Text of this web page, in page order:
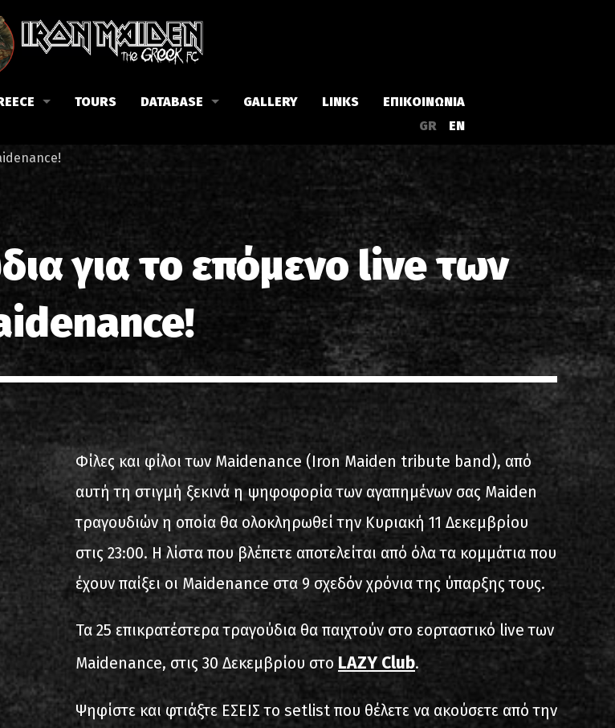
στην Ελλάδα
στην Ελλάδα1988-09-13 Νέα Φιλαδέλφεια
1998-09-04 Λυκαβηττός
1999-10-01 Περιστέρι
2000-11-10 Άγιος Κοσμάς
2005-06-21 Μαλακάσα
2008-08-02 Μαλακάσα
2011-06-17 Μαλακάσα
2018-07-20 Μαλακάσα
2022-07-16 Ολυμπιακό Στάδιο
TOURS DATABASE
Βιογραφία
Singles
Συλλογές
Live
EPs
Λίστα ηχογραφήσεων
Κριτικές
Συνεντεύξεις
Αρθρογραφία
GALLERY LINKS
ΕΠΙΚΟΙΝΩΝΙΑ
GR
EN
για το επόμενο live των
Φίλες και φίλοι των Maidenance (Iron Maiden tribute band), από
αυτή τη στιγμή ξεκινά η ψηφοφορία των αγαπημένων σας Maiden
τραγουδιών η οποία θα ολοκληρωθεί την Κυριακή 11 Δεκεμβρίου
στις 23:00. Η λίστα που βλέπετε αποτελείται από όλα τα κομμάτια που
έχουν παίξει οι Maidenance στα 9 σχεδόν χρόνια της ύπαρξης τους.
Τα 25 επικρατέστερα τραγούδια θα παιχτούν στο εορταστικό live των
Maidenance, στις 30 Δεκεμβρίου στο LAZY Club.
Ψηφίστε και φτιάξτε ΕΣΕΙΣ το setlist που θέλετε να ακούσετε από την